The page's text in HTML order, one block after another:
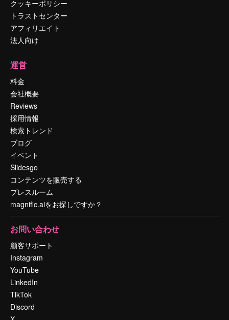
クッキーポリシー
トラストセンター
アフィリエイト
法人向け
運営
料金
会社概要
Reviews
採用情報
検索トレンド
ブログ
イベント
Slidesgo
コンテンツを販売する
プレスルーム
magnific.aiをお探しですか？
お問い合わせ
顧客サポート
Instagram
YouTube
LinkedIn
TikTok
Discord